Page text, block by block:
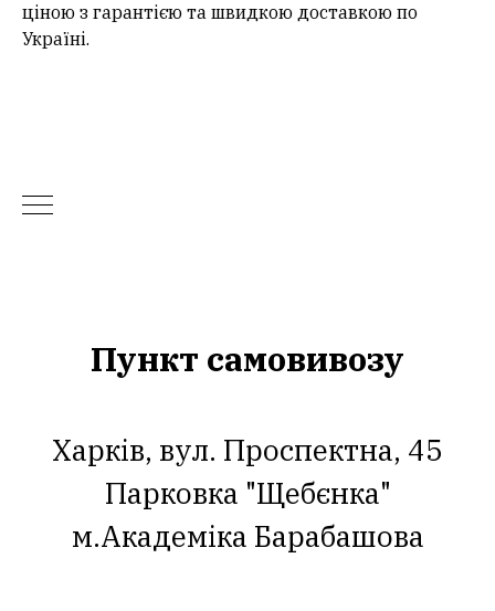
ціною з гарантією та швидкою доставкою по
Україні.
Пункт самовивозу
Харків, вул. Проспектна, 45
Парковка "Щебєнка"
м.Академіка Барабашова